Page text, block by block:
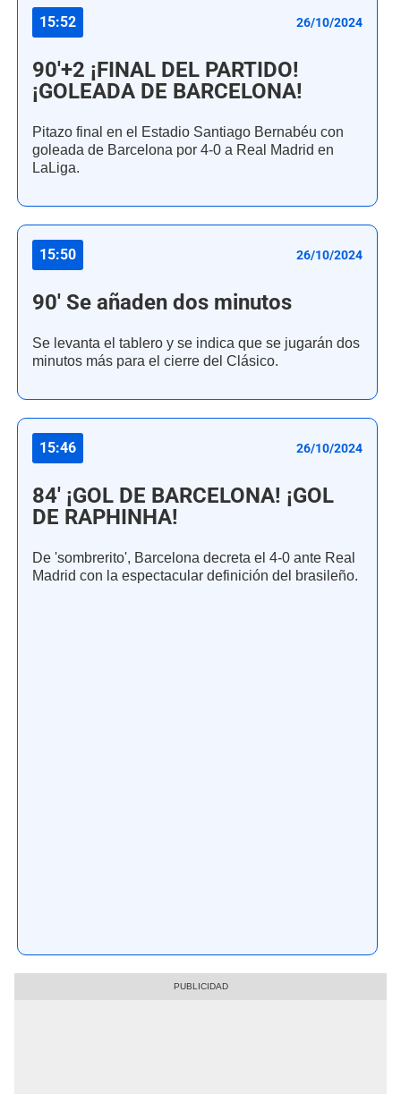
15:52 26/10/2024
90'+2 ¡FINAL DEL PARTIDO!
¡GOLEADA DE BARCELONA!
Pitazo final en el Estadio Santiago Bernabéu con
goleada de Barcelona por 4-0 a Real Madrid en
LaLiga.
15:50 26/10/2024
90' Se añaden dos minutos
Se levanta el tablero y se indica que se jugarán dos
minutos más para el cierre del Clásico.
15:46 26/10/2024
84' ¡GOL DE BARCELONA! ¡GOL
DE RAPHINHA!
De 'sombrerito', Barcelona decreta el 4-0 ante Real
Madrid con la espectacular definición del brasileño.